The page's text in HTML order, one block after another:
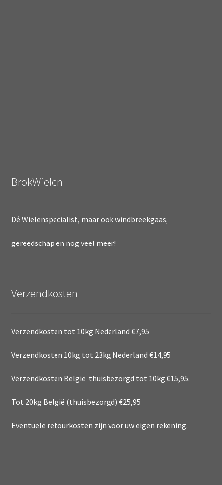
BrokWielen
Dé Wielenspecialist, maar ook windbreekgaas,
gereedschap en nog veel meer!
Verzendkosten
Verzendkosten tot 10kg Nederland €7,95
Verzendkosten 10kg tot 23kg Nederland €14,95
Verzendkosten België thuisbezorgd tot 10kg €15,95.
Tot 20kg België (thuisbezorgd) €25,95
Eventuele retourkosten zijn voor uw eigen rekening.